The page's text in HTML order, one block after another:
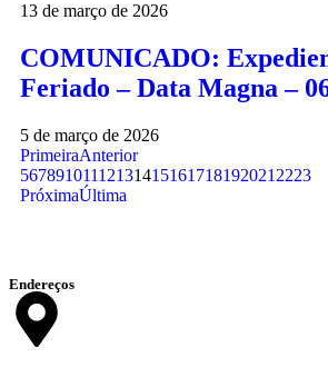
13 de março de 2026
COMUNICADO:
Feriado – Data Magna –
5 de março de 2026
PrimeiraAnterior
56789101112131415161718192021 2223
PróximaÚltima
Endereços